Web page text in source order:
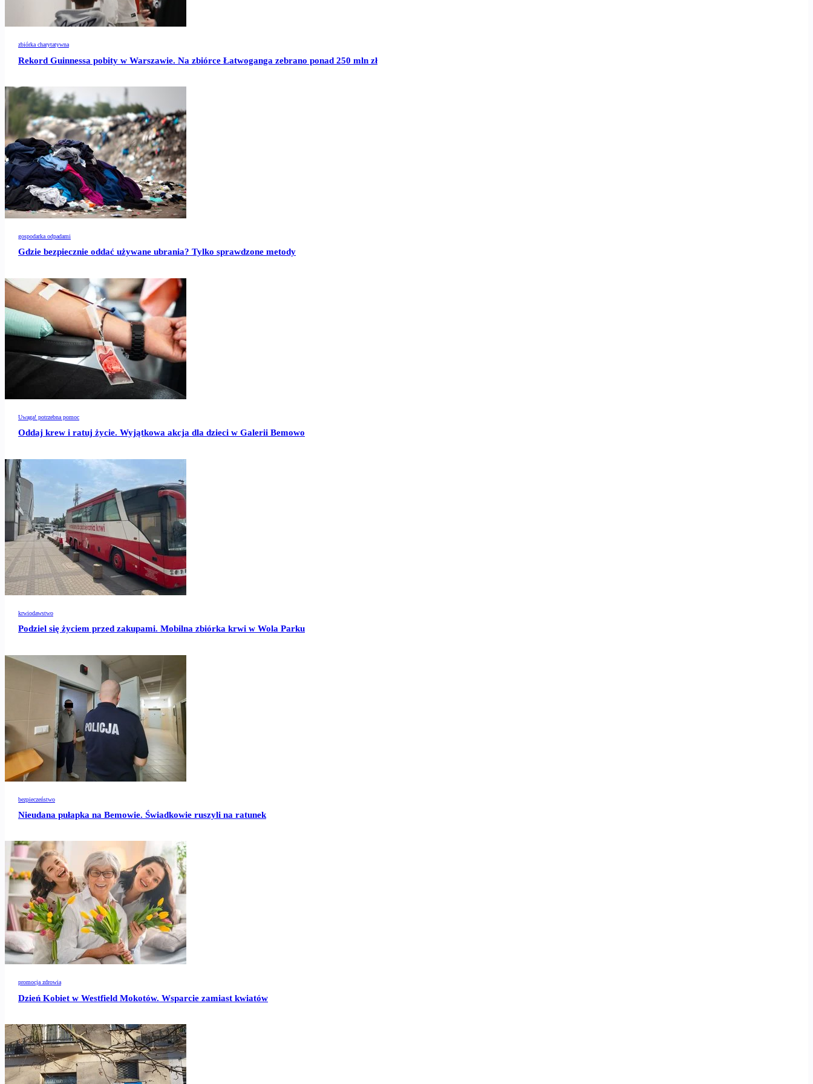
zbiórka charytatywna
Rekord Guinnessa pobity w Warszawie. Na zbiórce Łatwoganga zebrano ponad 250 mln zł
gospodarka odpadami
Gdzie bezpiecznie oddać używane ubrania? Tylko sprawdzone metody
Uwaga! potrzebna pomoc
Oddaj krew i ratuj życie. Wyjątkowa akcja dla dzieci w Galerii Bemowo
krwiodawstwo
Podziel się życiem przed zakupami. Mobilna zbiórka krwi w Wola Parku
bezpieczeństwo
Nieudana pułapka na Bemowie. Świadkowie ruszyli na ratunek
promocja zdrowia
Dzień Kobiet w Westfield Mokotów. Wsparcie zamiast kwiatów